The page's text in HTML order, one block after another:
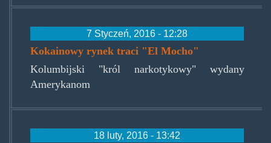
7 Styczeń, 2016 - 12:28
Kokainowy rynek traci "El Mocho"
Kolumbijski "król narkotykowy" wydany
Amerykanom
18 luty, 2016 - 13:42